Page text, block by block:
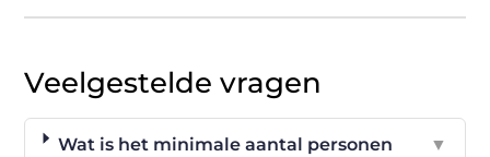
Veelgestelde vragen
Wat is het minimale aantal personen
▼